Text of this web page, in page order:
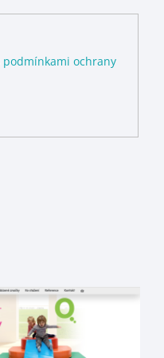
podmínkami ochrany